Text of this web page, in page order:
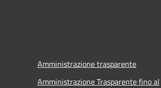
Amministrazione trasparente
Amministrazione Trasparente fino al